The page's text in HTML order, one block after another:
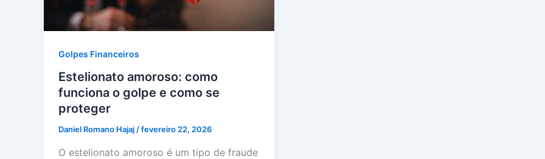
Golpes Financeiros
Estelionato amoroso: como
funciona o golpe e como se
proteger
Daniel Romano Hajaj/fevereiro 22, 2026
O estelionato amoroso é um tipo de fraude